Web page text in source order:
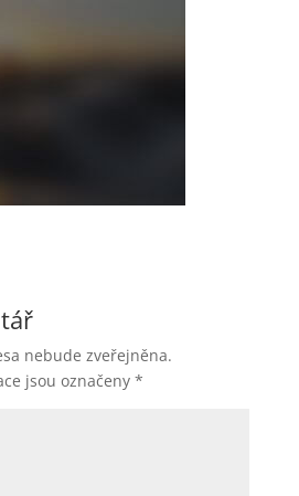
nebude zveřejněna.
jsou označeny *